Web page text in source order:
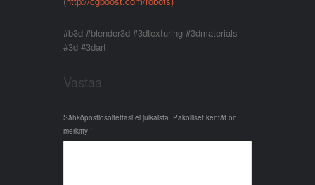
#b3d #blender3d #3dtexturing #3dmaterials
#3d #3dart
Vastaa
Sähköpostiosoitettasi ei julkaista. Pakolliset kentät on
merkitty *